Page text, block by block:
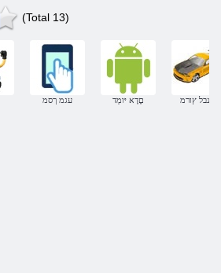
(Total 13)
עגמ ךסמ םָדָא יּומְד םינבל ץורמ